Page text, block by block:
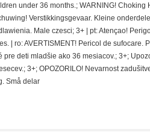
under 36 months.; WARNING! Choking
Verstikkingsgevaar. Kleine
Male czesci; 3+ | pt: Atençao!
| ro: AVERTISMENT! Pericol de sufocare.
pre deti mladšie ako 36 mesiacov.; 3+;
3+; OPOZORILO! Nevarnost
Små delar